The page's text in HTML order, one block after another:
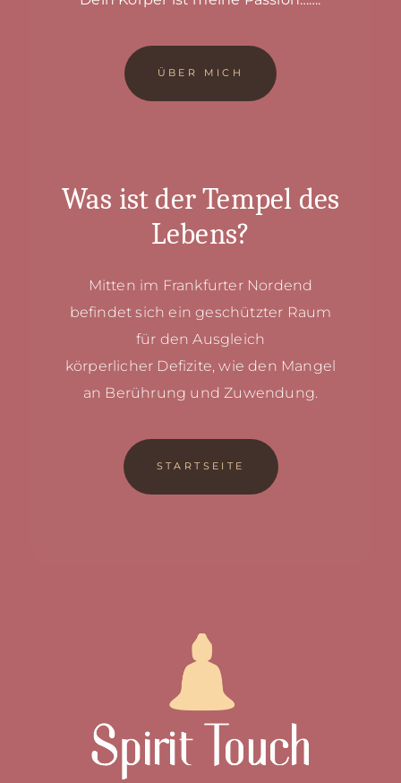
ÜBER MICH
Was ist der Tempel des
Lebens?
Mitten im Frankfurter Nordend
befindet sich eingeschützter Raum
für den Ausgleich
körperlicher Defizite, wie den Mangel
an Berührung und Zuwendung.
STARTSEITE